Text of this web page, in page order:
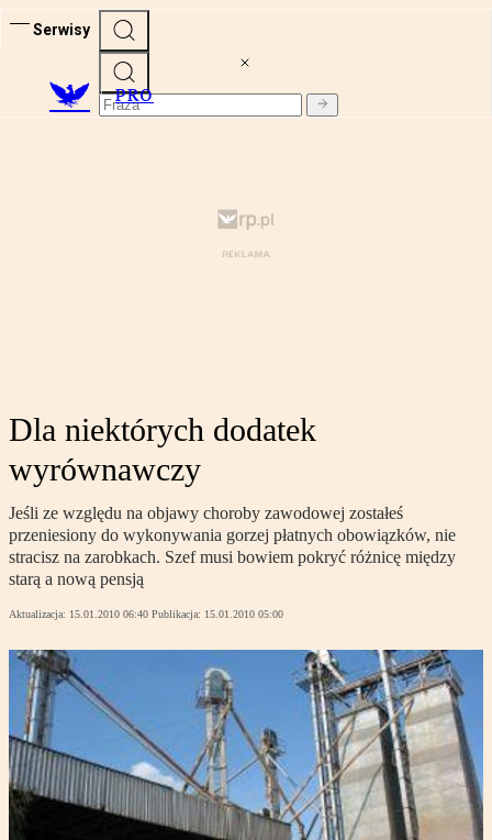
Serwisy
PRO
Dla niektórych dodatek
wyrównawczy
Jeśli ze względu na objawy choroby zawodowej zostałeś
przeniesiony do wykonywania gorzej płatnych obowiązków, nie
stracisz na zarobkach. Szef musi bowiem pokryć różnicę między
starą a nową pensją
Aktualizacja: 15.01.2010 06:40 Publikacja: 15.01.2010 05:00